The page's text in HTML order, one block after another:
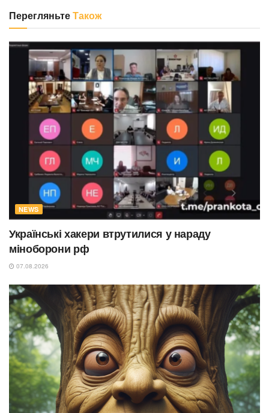
ПерегляньтеТакож
NEWS
Українські хакери втрутилися у нараду
міноборони рф
07.08.2026